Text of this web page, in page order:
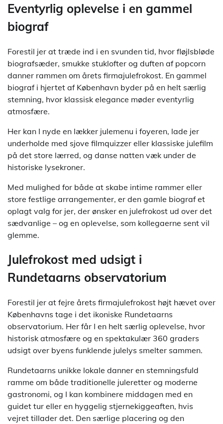
Eventyrlig oplevelse i en gammel
biograf
Forestil jer at træde ind i en svunden tid, hvor fløjlsbløde
biografsæder, smukke stuklofter og duften af popcorn
danner rammen om årets firmajulefrokost. En gammel
biograf i hjertet af København byder på en helt særlig
stemning, hvor klassisk elegance møder eventyrlig
atmosfære.
Her kan I nyde en lækker julemenu i foyeren, lade jer
underholde med sjove filmquizzer eller klassiske julefilm
på det store lærred, og danse natten væk under de
historiske lysekroner.
Med mulighed for både at skabe intime rammer eller
store festlige arrangementer, er den gamle biograf et
oplagt valg for jer, der ønsker en julefrokost ud over det
sædvanlige – og en oplevelse, som kollegaerne sent vil
glemme.
Julefrokost med udsigt i
Rundetaarns observatorium
Forestil jer at fejre årets firmajulefrokost højt hævet over
Københavns tage i det ikoniske Rundetaarns
observatorium. Her får I en helt særlig oplevelse, hvor
historisk atmosfære og en spektakulær 360 graders
udsigt over byens funklende julelys smelter sammen.
Rundetaarns unikke lokale danner en stemningsfuld
ramme om både traditionelle juleretter og moderne
gastronomi, og I kan kombinere middagen med en
guidet tur eller en hyggelig stjernekiggeaften, hvis
vejret tillader det. Den særlige placering og den